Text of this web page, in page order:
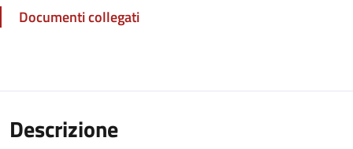
Documenti collegati
Descrizione